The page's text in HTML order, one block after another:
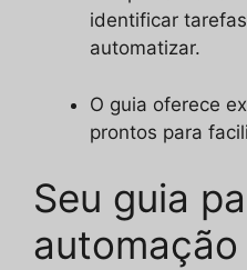
identificar
automatizar.
O guia oferece
prontos para
Seu guia
automação